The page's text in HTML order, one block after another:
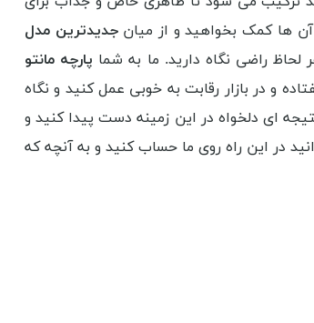
آن ها کمک بخواهید و از میانجدیدترین مدل
لحاظ راضی نگاه دارید. ما به شما پارچه مانتو
و در بازار رقابت به خوبی عمل کنید و نگاه
ای دلخواه در این زمینه دست پیدا کنید و
در این راه روی ما حساب کنید و به آنچه که